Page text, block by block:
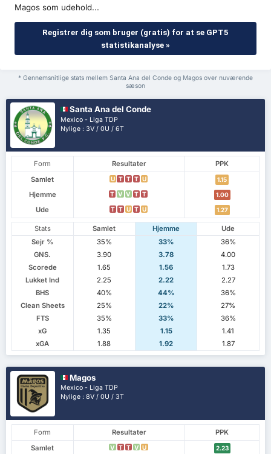
Magos som udehold...
Registrer dig som bruger (gratis) for at se GPT5
statistikanalyse »
* Gennemsnitlige stats mellem Santa Ana del Conde og Magos over nuværende
sæson
Santa Ana del Conde
Mexico - Liga TDP
Nylige : 3V / 0U / 6T
Form Resultater
PPK
Samlet
U T T T U 1.15
Hjemme T V V T T 1.00
Ude T T U T U 1.27
Stats Samlet Hjemme
Ude
Sejr %
35% 33%
36%
GNS.
3.90 3.78
4.00
Scorede
1.65 1.56
1.73
Lukket Ind
2.25 2.22
2.27
BHS
40% 44%
36%
Clean Sheets
25% 22%
27%
FTS
35% 33%
36%
xG
1.35 1.15
1.41
xGA
1.88 1.92 1.87
Magos
Mexico - Liga TDP
Nylige : 8V / 0U / 3T
Form Resultater
PPK
Samlet
V T T V U 2.23